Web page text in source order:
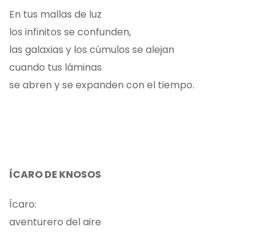
En tus mallas de luz
los infinitos se confunden,
las galaxias y los cúmulos se alejan
cuando tus láminas
se abren y se expanden con el tiempo.
ÍCARO DE KNOSOS
Ícaro:
aventurero del aire